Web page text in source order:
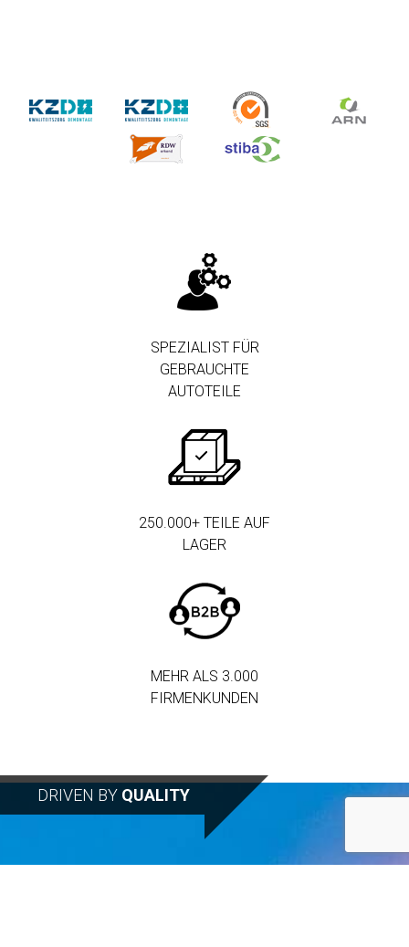
SPEZIALIST FÜR
GEBRAUCHTE
AUTOTEILE
250.000+ TEILE AUF
LAGER
MEHR ALS 3.000
FIRMENKUNDEN
DRIVEN BY QUALITY